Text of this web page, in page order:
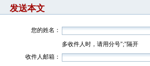
发送本文
您的姓名：
多收件人时，请用分号";"隔开
收件人邮箱：